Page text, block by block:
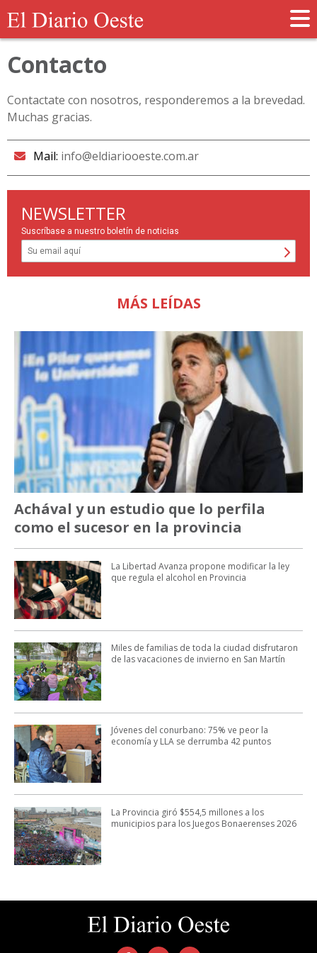
Contacto
Contactate con nosotros, responderemos a la brevedad.
Muchas gracias.
Mail: info@eldiariooeste.com.ar
NEWSLETTER
Suscríbase a nuestro boletín de noticias
MÁS LEÍDAS
Achával y un estudio que lo perfila
como el sucesor en la provincia
La Libertad Avanza propone modificar la ley
que regula el alcohol en Provincia
Miles de familias de toda la ciudad disfrutaron
de las vacaciones de invierno en San Martín
Jóvenes del conurbano: 75% ve peor la
economía y LLA se derrumba 42 puntos
La Provincia giró $554,5 millones a los
municipios para los Juegos Bonaerenses 2026